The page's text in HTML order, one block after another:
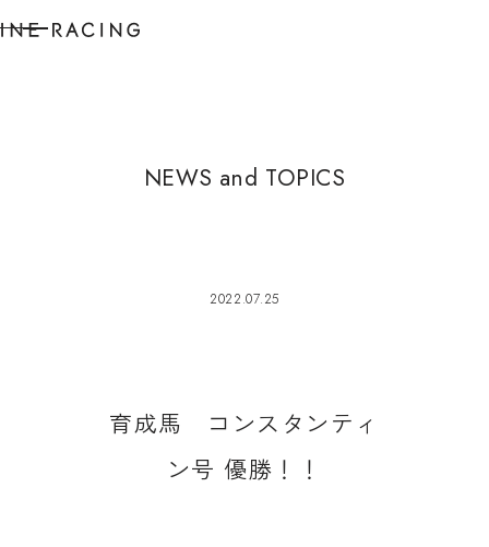
NEWS and TOPICS
2022.07.25
育成馬 コ ンス タ ン テ ィ
ン号 優勝 ！ ！